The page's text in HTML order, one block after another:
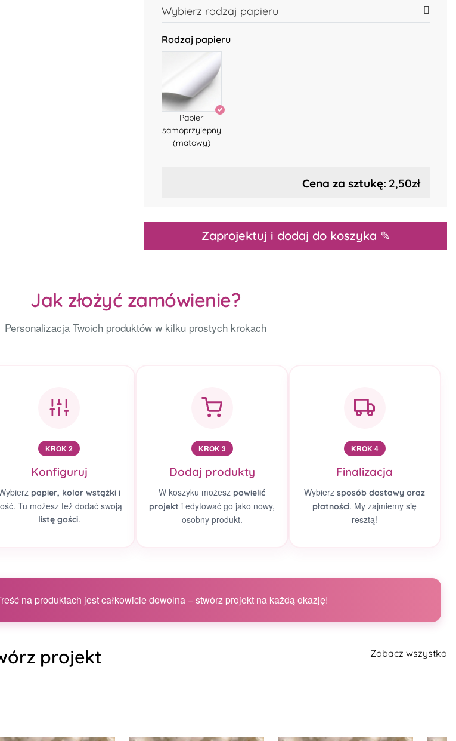
Wybierz rodzaj papieru
Rodzaj papieru
Papier
samoprzylepny
(matowy)
Cena za sztukę: 2,50zł
Zaprojektuj i dodaj do koszyka ✎
Jak złożyć zamówienie?
Personalizacja Twoich produktów w kilku prostych krokach
KROK 2
Konfiguruj
papier, kolor wstążkii
Tu możesz też dodać swoją
listę gości.
KROK 3
Dodaj produkty
W koszyku możesz powielić
projekt i edytować go jako nowy,
osobny produkt.
KROK 4
Finalizacja
Wybierzsposób dostawy oraz
płatności. My zajmiemy się
resztą!
na produktach jest całkowicie dowolna – stwórz projekt na każdą okazję!
Zobacz wszystko
projekt